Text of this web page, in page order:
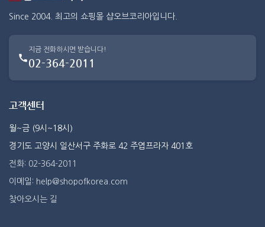
Since 2004. 최고의 쇼핑몰 샵오브코리아입니다.
지금 전화하시면 받습니다!
02-364-2011
고객센터
월~금 (9시~18시)
경기도 고양시 일산서구 주화로 42 주엽프라자 401호
전화: 02-364-2011
이메일: help@shopofkorea.com
찾아오시는 길